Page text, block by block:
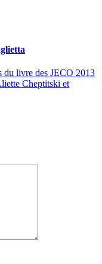
du livre des JECO 2013
Cheptitski et